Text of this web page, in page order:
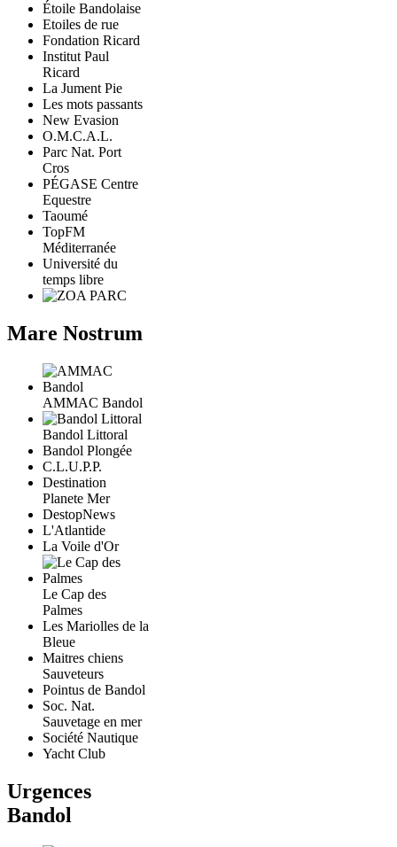
Étoile Bandolaise
Etoiles de rue
Fondation Ricard
Institut Paul
Ricard
La Jument Pie
Les mots passants
New Evasion
O.M.C.A.L.
Parc Nat. Port
Cros
PÉGASE Centre
Equestre
Taoumé
TopFM
Méditerranée
Université du
temps libre
Mare Nostrum
AMMAC Bandol
Bandol Littoral
Bandol Plongée
C.L.U.P.P.
Destination
Planete Mer
DestopNews
L'Atlantide
La Voile d'Or
Le Cap des
Palmes
Les Mariolles de la
Bleue
Maitres chiens
Sauveteurs
Pointus de Bandol
Soc. Nat.
Sauvetage en mer
Société Nautique
Yacht Club
Urgences
Bandol